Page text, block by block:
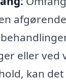
eller ved
kan